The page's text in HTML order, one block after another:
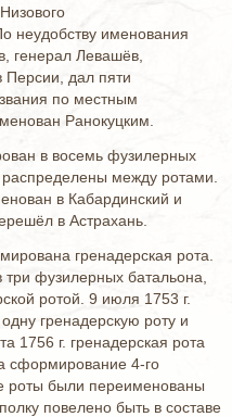
неудобству именования
генерал Левашёв,
Персии, дал пяти
по местным
Ранокуцким.
в восемь фузилерных
между ротами.
в Кабардинский и
в Астрахань.
гренадерская рота.
фузилерных батальона,
ротой. 9 июля 1753 г.
гренадерскую роту и
1756 г. гренадерская рота
сформирование 4-го
роты были переименованы
повелено быть в составе